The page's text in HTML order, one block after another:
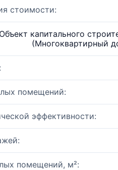
стоимости:
Объект капитального
(Многоквартирный
помещений:
эффективности:
помещений, м²: